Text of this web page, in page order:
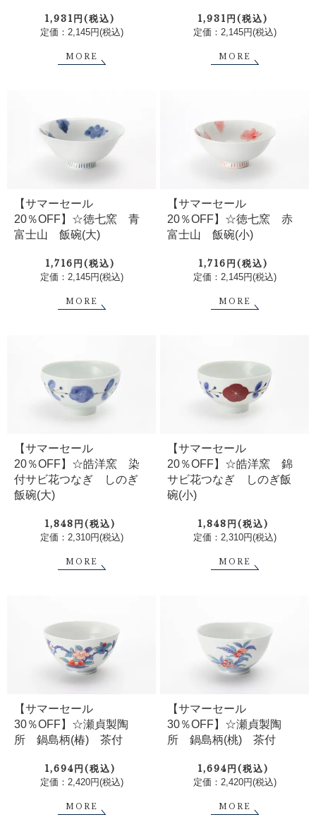
1,931円(税込)
定価：2,145円(税込)
MORE
1,931円(税込)
定価：2,145円(税込)
MORE
【サマーセール
20％OFF】☆徳七窯 青
富士山 飯碗(大)
1,716円(税込)
定価：2,145円(税込)
MORE
【サマーセール
20％OFF】☆徳七窯 赤
富士山 飯碗(小)
1,716円(税込)
定価：2,145円(税込)
MORE
【サマーセール
20％OFF】☆皓洋窯 染
付サビ花つなぎ しのぎ
飯碗(大)
1,848円(税込)
定価：2,310円(税込)
MORE
【サマーセール
20％OFF】☆皓洋窯 錦
サビ花つなぎ しのぎ飯
碗(小)
1,848円(税込)
定価：2,310円(税込)
MORE
【サマーセール
30％OFF】☆瀬貞製陶
所 鍋島柄(椿) 茶付
1,694円(税込)
定価：2,420円(税込)
MORE
【サマーセール
30％OFF】☆瀬貞製陶
所 鍋島柄(桃) 茶付
1,694円(税込)
定価：2,420円(税込)
MORE